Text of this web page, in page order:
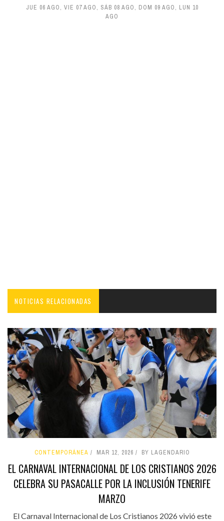
JUE 06 AGO, VIE 07 AGO, SÁB 08 AGO, DOM 09 AGO, LUN 10
AGO
NOTICIAS RELACIONADAS
CONTEMPORÁNEA MAR 12, 2026 BY LAGENDARIO
EL CARNAVAL INTERNACIONAL DE LOS CRISTIANOS 2026
CELEBRA SU PASACALLE POR LA INCLUSIÓN TENERIFE
MARZO
El Carnaval Internacional de Los Cristianos 2026 vivió este